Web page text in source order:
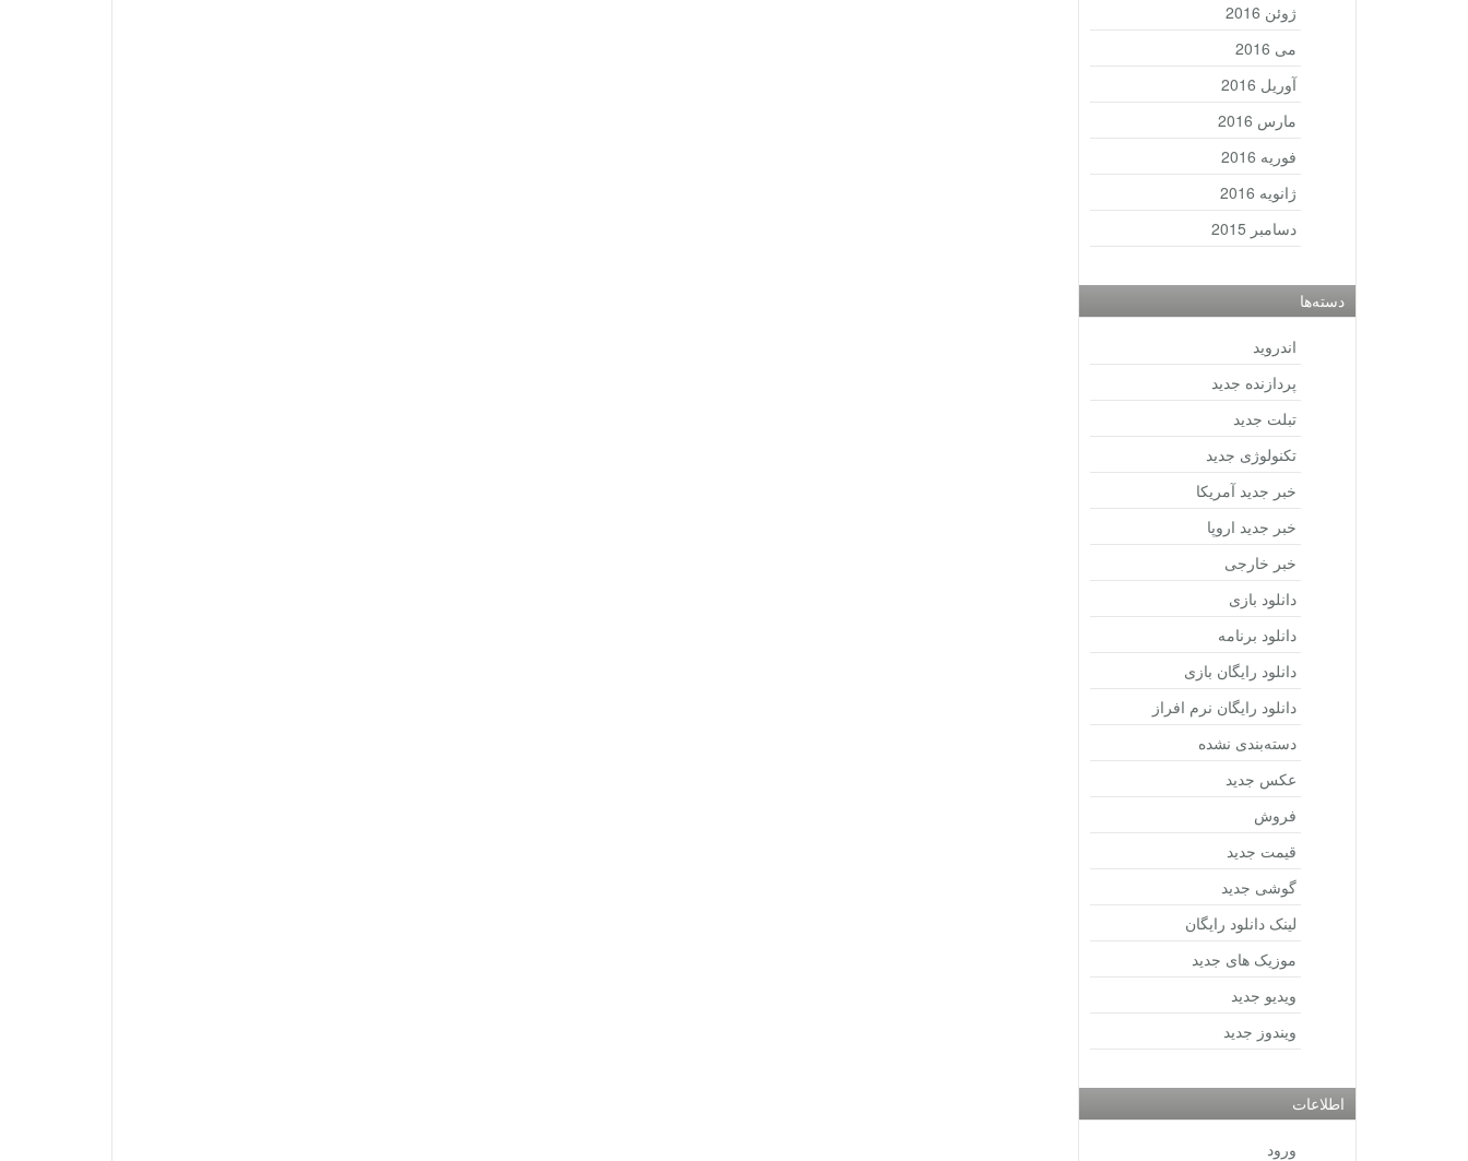
ژوئن 2016
می 2016
آوریل 2016
مارس 2016
فوریه 2016
ژانویه 2016
دسامبر 2015
دسته‌ها
اندروید
پردازنده جدید
تبلت جدید
تکنولوژی جدید
خبر جدید آمریکا
خبر جدید اروپا
خبر خارجی
دانلود بازی
دانلود برنامه
دانلود رایگان بازی
دانلود رایگان نرم افراز
دسته‌بندی نشده
عکس جدید
فروش
قیمت جدید
گوشی جدید
لینک دانلود رایگان
موزیک های جدید
ویدیو جدید
ویندوز جدید
اطلاعات
ورود